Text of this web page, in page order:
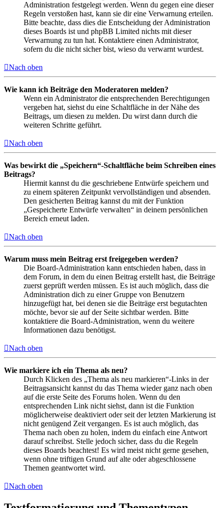
Administration festgelegt werden. Wenn du gegen eine dieser
Regeln verstoßen hast, kann sie dir eine Verwarnung erteilen.
Bitte beachte, dass dies die Entscheidung der Administration
dieses Boards ist und phpBB Limited nichts mit dieser
Verwarnung zu tun hat. Kontaktiere einen Administrator,
sofern du die nicht sicher bist, wieso du verwarnt wurdest.
Nach oben
Wie kann ich Beiträge den Moderatoren melden?
Wenn ein Administrator die entsprechenden Berechtigungen
vergeben hat, siehst du eine Schaltfläche in der Nähe des
Beitrags, um diesen zu melden. Du wirst dann durch die
weiteren Schritte geführt.
Nach oben
Was bewirkt die „Speichern“-Schaltfläche beim Schreiben eines
Beitrags?
Hiermit kannst du die geschriebene Entwürfe speichern und
zu einem späteren Zeitpunkt vervollständigen und absenden.
Den gesicherten Beitrag kannst du mit der Funktion
„Gespeicherte Entwürfe verwalten“ in deinem persönlichen
Bereich erneut laden.
Nach oben
Warum muss mein Beitrag erst freigegeben werden?
Die Board-Administration kann entschieden haben, dass in
dem Forum, in dem du einen Beitrag erstellt hast, die Beiträge
zuerst geprüft werden müssen. Es ist auch möglich, dass die
Administration dich zu einer Gruppe von Benutzern
hinzugefügt hat, bei denen sie die Beiträge erst begutachten
möchte, bevor sie auf der Seite sichtbar werden. Bitte
kontaktiere die Board-Administration, wenn du weitere
Informationen dazu benötigst.
Nach oben
Wie markiere ich ein Thema als neu?
Durch Klicken des „Thema als neu markieren“-Links in der
Beitragsansicht kannst du das Thema wieder ganz nach oben
auf die erste Seite des Forums holen. Wenn du den
entsprechenden Link nicht siehst, dann ist die Funktion
möglicherweise deaktiviert oder seit der letzten Markierung ist
nicht genügend Zeit vergangen. Es ist auch möglich, das
Thema nach oben zu holen, indem du einfach eine Antwort
darauf schreibst. Stelle jedoch sicher, dass du die Regeln
dieses Boards beachtest! Es wird meist nicht gerne gesehen,
wenn ohne triftigen Grund auf alte oder abgeschlossene
Themen geantwortet wird.
Nach oben